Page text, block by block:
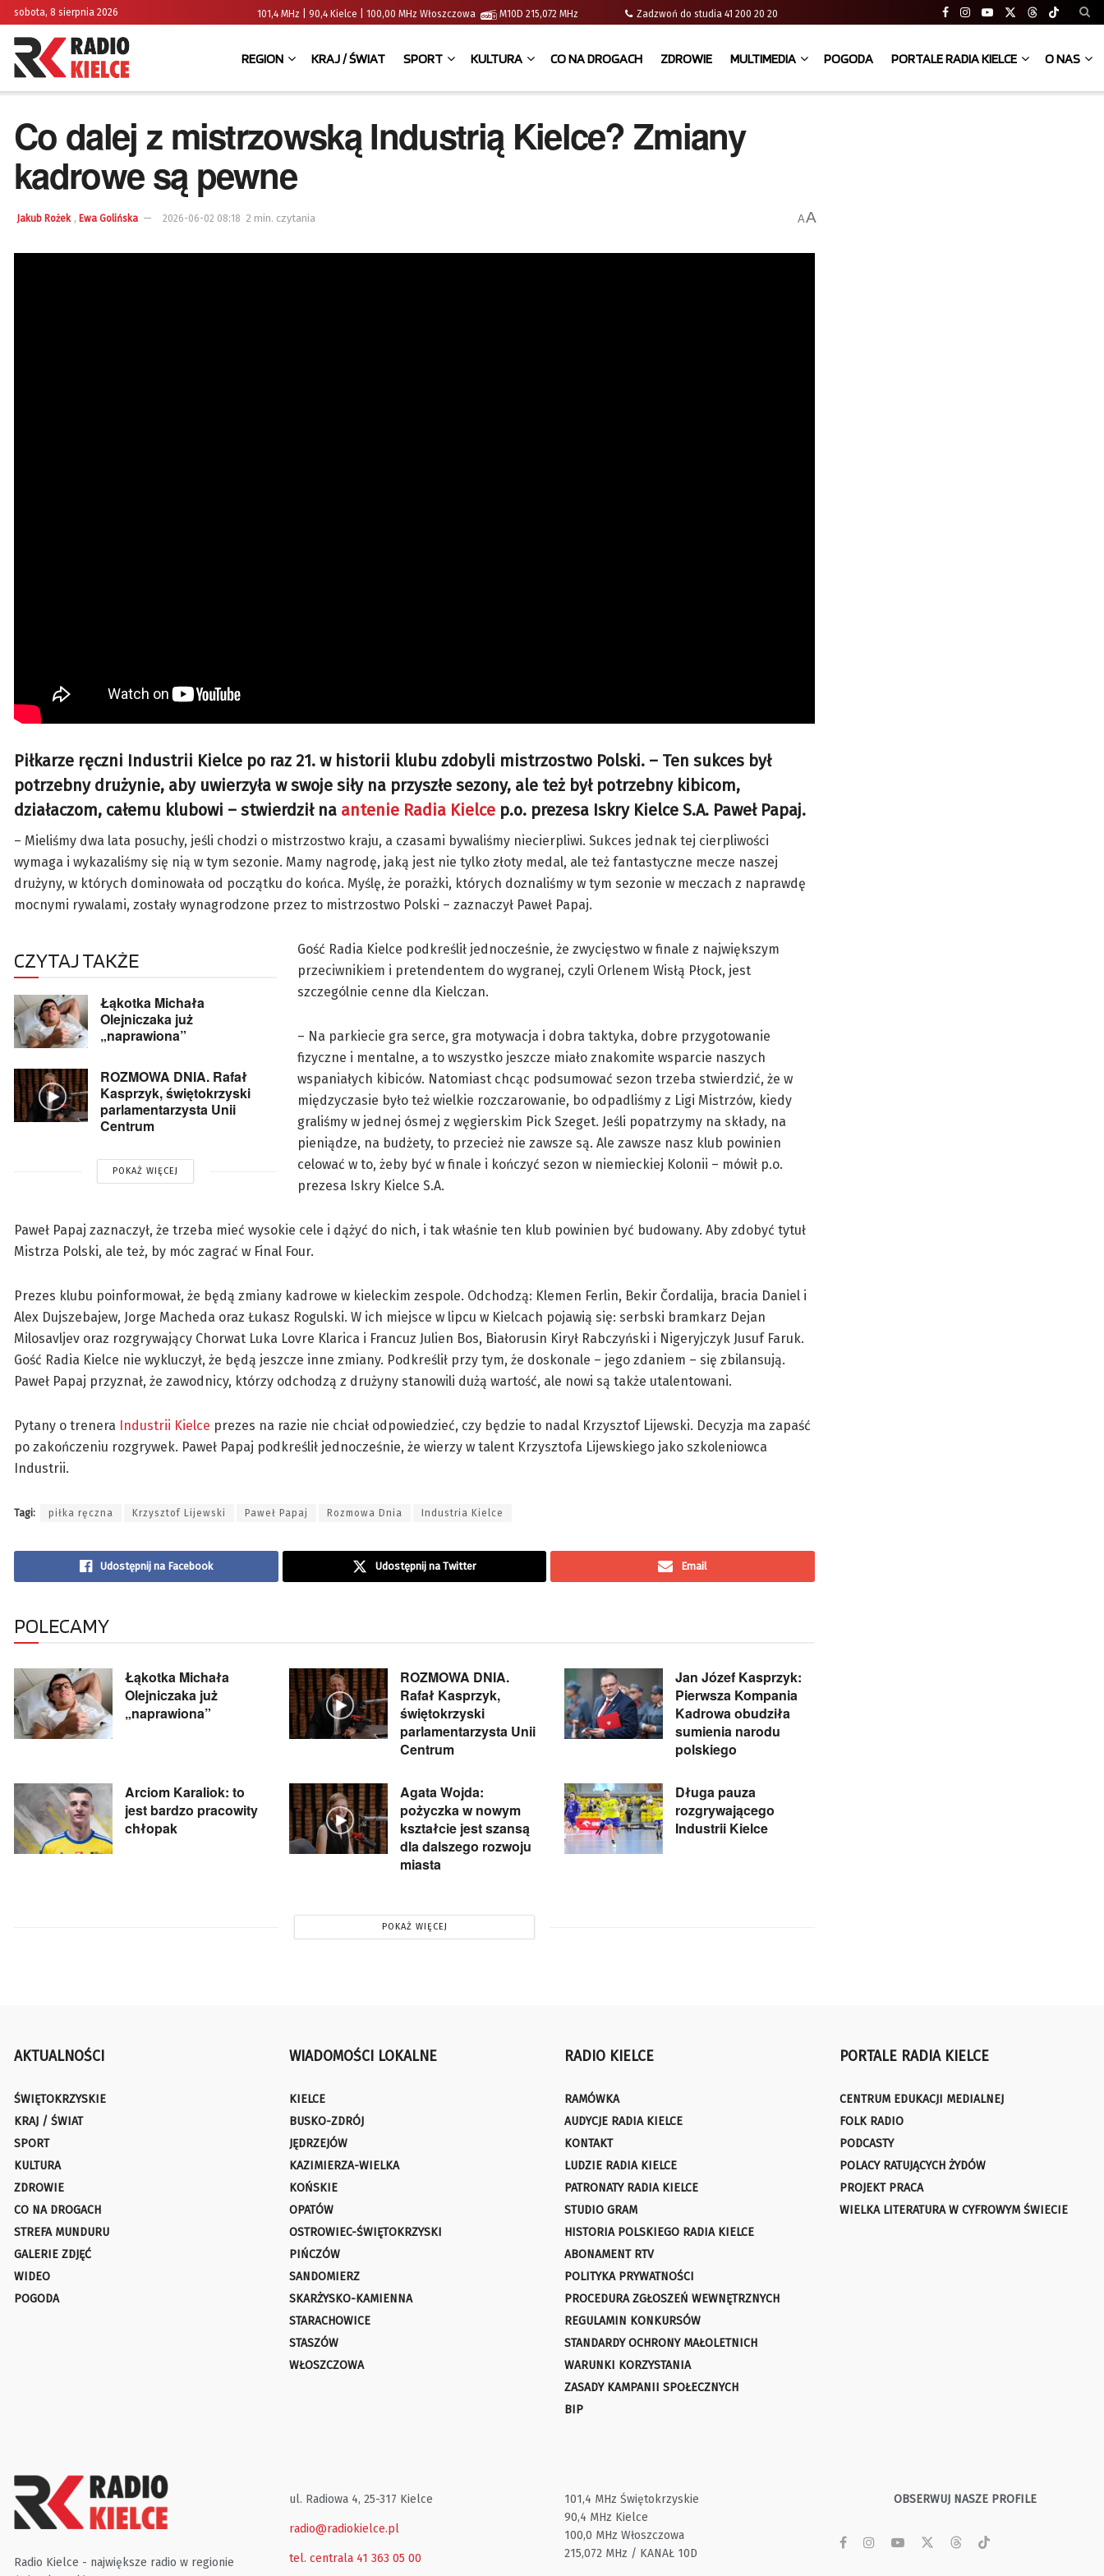
sobota, 8 sierpnia 2026 101,4 MHz | 90,4 Kielce | 100,00 MHz Włoszczowa M10D 215,072 MHz Zadzwoń do studia 41 200 20 20
REGION KRAJ / ŚWIAT SPORT KULTURA CO NA DROGACH ZDROWIE MULTIMEDIA POGODA PORTALE RADIA KIELCE O NAS
Co dalej z mistrzowską Industrią Kielce? Zmiany
kadrowe są pewne
Jakub Rożek , Ewa Golińska 2026-06-02 08:18 2 min. czytania AA
Piłkarze ręczni Industrii Kielce po raz 21. w historii klubu zdobyli mistrzostwo Polski. – Ten sukces był
potrzebny drużynie, aby uwierzyła w swoje siły na przyszłe sezony, ale też był potrzebny kibicom,
działaczom, całemu klubowi – stwierdził na antenie Radia Kielce p.o. prezesa Iskry Kielce S.A. Paweł Papaj.
– Mieliśmy dwa lata posuchy, jeśli chodzi o mistrzostwo kraju, a czasami bywaliśmy niecierpliwi. Sukces jednak tej cierpliwości
wymaga i wykazaliśmy się nią w tym sezonie. Mamy nagrodę, jaką jest nie tylko złoty medal, ale też fantastyczne mecze naszej
drużyny, w których dominowała od początku do końca. Myślę, że porażki, których doznaliśmy w tym sezonie w meczach z naprawdę
mocnymi rywalami, zostały wynagrodzone przez to mistrzostwo Polski – zaznaczył Paweł Papaj.
CZYTAJ TAKŻE
Łąkotka Michała
Olejniczaka już
„naprawiona”
ROZMOWA DNIA. Rafał
Kasprzyk, świętokrzyski
parlamentarzysta Unii
Centrum
POKAŻ WIĘCEJ
Gość Radia Kielce podkreślił jednocześnie, że zwycięstwo w finale z największym
przeciwnikiem i pretendentem do wygranej, czyli Orlenem Wisłą Płock, jest
szczególnie cenne dla Kielczan.
– Na parkiecie gra serce, gra motywacja i dobra taktyka, dobre przygotowanie
fizyczne i mentalne, a to wszystko jeszcze miało znakomite wsparcie naszych
wspaniałych kibiców. Natomiast chcąc podsumować sezon trzeba stwierdzić, że w
międzyczasie było też wielkie rozczarowanie, bo odpadliśmy z Ligi Mistrzów, kiedy
graliśmy w jednej ósmej z węgierskim Pick Szeget. Jeśli popatrzymy na składy, na
pieniądze, na budżety, to przecież nie zawsze są. Ale zawsze nasz klub powinien
celować w to, żeby być w finale i kończyć sezon w niemieckiej Kolonii – mówił p.o.
prezesa Iskry Kielce S.A.
Paweł Papaj zaznaczył, że trzeba mieć wysokie cele i dążyć do nich, i tak właśnie ten klub powinien być budowany. Aby zdobyć tytuł
Mistrza Polski, ale też, by móc zagrać w Final Four.
Prezes klubu poinformował, że będą zmiany kadrowe w kieleckim zespole. Odchodzą: Klemen Ferlin, Bekir Čordalija, bracia Daniel i
Alex Dujszebajew, Jorge Macheda oraz Łukasz Rogulski. W ich miejsce w lipcu w Kielcach pojawią się: serbski bramkarz Dejan
Milosavljev oraz rozgrywający Chorwat Luka Lovre Klarica i Francuz Julien Bos, Białorusin Kirył Rabczyński i Nigeryjczyk Jusuf Faruk.
Gość Radia Kielce nie wykluczył, że będą jeszcze inne zmiany. Podkreślił przy tym, że doskonale – jego zdaniem – się zbilansują.
Paweł Papaj przyznał, że zawodnicy, którzy odchodzą z drużyny stanowili dużą wartość, ale nowi są także utalentowani.
Pytany o trenera Industrii Kielce prezes na razie nie chciał odpowiedzieć, czy będzie to nadal Krzysztof Lijewski. Decyzja ma zapaść
po zakończeniu rozgrywek. Paweł Papaj podkreślił jednocześnie, że wierzy w talent Krzysztofa Lijewskiego jako szkoleniowca
Industrii.
Tagi: piłka ręczna Krzysztof Lijewski Paweł Papaj Rozmowa Dnia Industria Kielce
Udostępnij na Facebook Udostępnij na Twitter Email
POLECAMY
Łąkotka Michała
Olejniczaka już
„naprawiona”
ROZMOWA DNIA.
Rafał Kasprzyk,
świętokrzyski
parlamentarzysta Unii
Centrum
Jan Józef Kasprzyk:
Pierwsza Kompania
Kadrowa obudziła
sumienia narodu
polskiego
Arciom Karaliok: to
jest bardzo pracowity
chłopak
Agata Wojda:
pożyczka w nowym
kształcie jest szansą
dla dalszego rozwoju
miasta
Długa pauza
rozgrywającego
Industrii Kielce
POKAŻ WIĘCEJ
AKTUALNOŚCI
ŚWIĘTOKRZYSKIE
KRAJ / ŚWIAT
SPORT
KULTURA
ZDROWIE
CO NA DROGACH
STREFA MUNDURU
GALERIE ZDJĘĆ
WIDEO
POGODA
WIADOMOŚCI LOKALNE
KIELCE
BUSKO-ZDRÓJ
JĘDRZEJÓW
KAZIMIERZA-WIELKA
KOŃSKIE
OPATÓW
OSTROWIEC-ŚWIĘTOKRZYSKI
PIŃCZÓW
SANDOMIERZ
SKARŻYSKO-KAMIENNA
STARACHOWICE
STASZÓW
WŁOSZCZOWA
RADIO KIELCE
RAMÓWKA
AUDYCJE RADIA KIELCE
KONTAKT
LUDZIE RADIA KIELCE
PATRONATY RADIA KIELCE
STUDIO GRAM
HISTORIA POLSKIEGO RADIA KIELCE
ABONAMENT RTV
POLITYKA PRYWATNOŚCI
PROCEDURA ZGŁOSZEŃ WEWNĘTRZNYCH
REGULAMIN KONKURSÓW
STANDARDY OCHRONY MAŁOLETNICH
WARUNKI KORZYSTANIA
ZASADY KAMPANII SPOŁECZNYCH
BIP
PORTALE RADIA KIELCE
CENTRUM EDUKACJI MEDIALNEJ
FOLK RADIO
PODCASTY
POLACY RATUJĄCYCH ŻYDÓW
PROJEKT PRACA
WIELKA LITERATURA W CYFROWYM ŚWIECIE
Radio Kielce - największe radio w regionie
ul. Radiowa 4, 25-317 Kielce
radio@radiokielce.pl
tel. centrala 41 363 05 00
101,4 MHz Świętokrzyskie
90,4 MHz Kielce
100,0 MHz Włoszczowa
215,072 MHz / KANAŁ 10D
OBSERWUJ NASZE PROFILE